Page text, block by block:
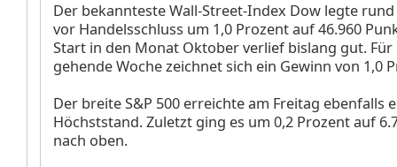
Der bekannteste Wall-Street-Index Dow legte
vor Handelsschluss um 1,0 Prozent auf 46.960
Start in den Monat Oktober verlief bislang gut. Für
gehende Woche zeichnet sich ein Gewinn von 1,0
Der breite S&P 500 erreichte am Freitag ebenfalls
Höchststand. Zuletzt ging es um 0,2 Prozent auf
nach oben.